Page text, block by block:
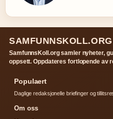
SAMFUNNSKOLL.ORG
SamfunnsKoll.org samler nyheter,
oppsett. Oppdateres fortlopende av
Populaert
Daglige redaksjonelle briefinger og
Om oss